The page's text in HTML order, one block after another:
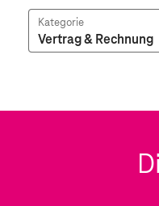
Vertrag & Rechnung
Kategorie